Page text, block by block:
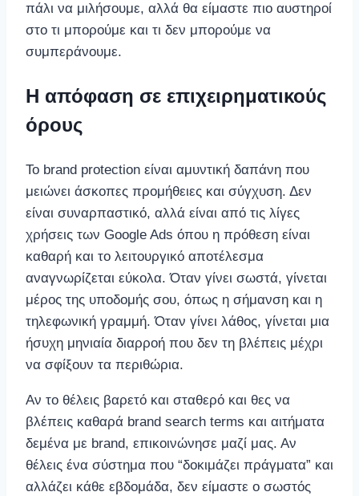
πάλι να μιλήσουμε, αλλά θα είμαστε πιο αυστηροί
στο τι μπορούμε και τι δεν μπορούμε να
συμπεράνουμε.
Η απόφαση σε επιχειρηματικούς
όρους
Το brand protection είναι αμυντική δαπάνη που
μειώνει άσκοπες προμήθειες και σύγχυση. Δεν
είναι συναρπαστικό, αλλά είναι από τις λίγες
χρήσεις των Google Ads όπου η πρόθεση είναι
καθαρή και το λειτουργικό αποτέλεσμα
αναγνωρίζεται εύκολα. Όταν γίνει σωστά, γίνεται
μέρος της υποδομής σου, όπως η σήμανση και η
τηλεφωνική γραμμή. Όταν γίνει λάθος, γίνεται μια
ήσυχη μηνιαία διαρροή που δεν τη βλέπεις μέχρι
να σφίξουν τα περιθώρια.
Αν το θέλεις βαρετό και σταθερό και θες να
βλέπεις καθαρά brand search terms και αιτήματα
δεμένα με brand, επικοινώνησε μαζί μας. Αν
θέλεις ένα σύστημα που “δοκιμάζει πράγματα” και
αλλάζει κάθε εβδομάδα, δεν είμαστε ο σωστός